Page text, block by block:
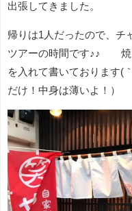
出張してきました。
帰りは1人だったので、
ツアーの時間です♪♪ 焼
を入れて書いておりま
だけ！中身は薄いよ！）